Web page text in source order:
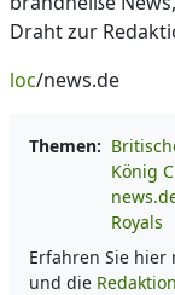
Draht zur
loc/news.de
Themen:
König
Royals
Erfahren Sie
und die